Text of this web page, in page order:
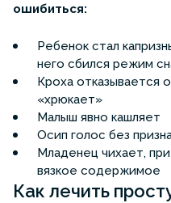
ошибиться:
Ребенок стал
него сбился режим
Кроха отказывается
«хрюкает»
Малыш явно кашляет
Осип голос без
Младенец чихает,
вязкое содержимое
Как лечить